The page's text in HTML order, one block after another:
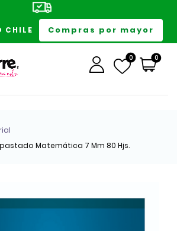
CHILE Compras por mayor
0 0
Matemática 7 Mm 80 Hjs.